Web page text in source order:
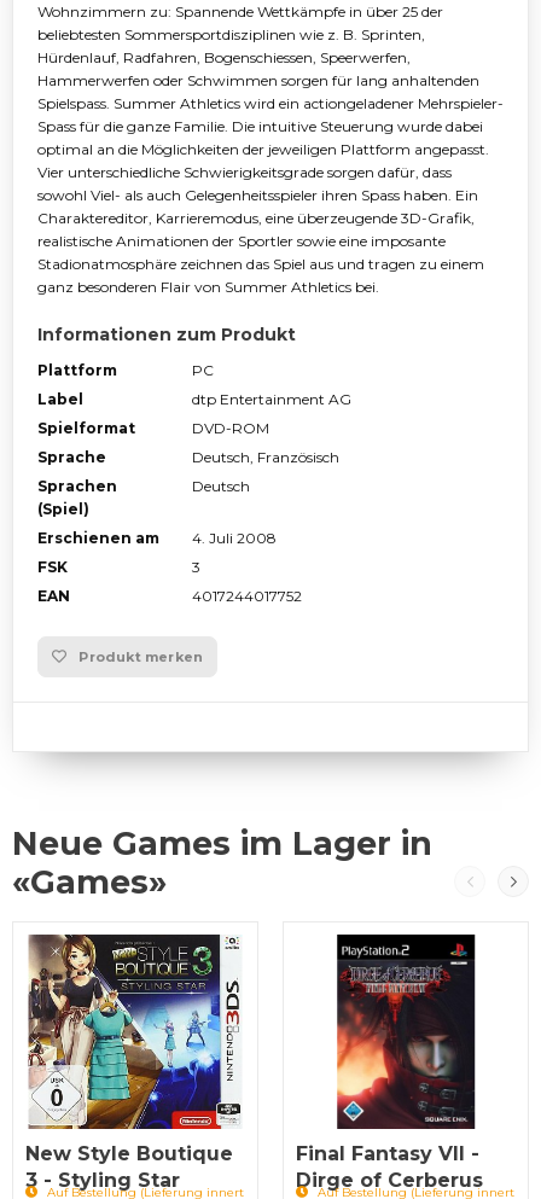
Wohnzimmern zu: Spannende Wettkämpfe in über 25 der
beliebtesten Sommersportdisziplinen wie z. B. Sprinten,
Hürdenlauf, Radfahren, Bogenschiessen, Speerwerfen,
Hammerwerfen oder Schwimmen sorgen für lang anhaltenden
Spielspass. Summer Athletics wird ein actiongeladener Mehrspieler-
Spass für die ganze Familie. Die intuitive Steuerung wurde dabei
optimal an die Möglichkeiten der jeweiligen Plattform angepasst.
Vier unterschiedliche Schwierigkeitsgrade sorgen dafür, dass
sowohl Viel- als auch Gelegenheitsspieler ihren Spass haben. Ein
Charaktereditor, Karrieremodus, eine überzeugende 3D-Grafik,
realistische Animationen der Sportler sowie eine imposante
Stadionatmosphäre zeichnen das Spiel aus und tragen zu einem
ganz besonderen Flair von Summer Athletics bei.
Informationen zum Produkt
Plattform
PC
Label
dtp Entertainment AG
Spielformat
DVD-ROM
Sprache
Deutsch, Französisch
Sprachen
(Spiel)
Deutsch
Erschienen am
4. Juli 2008
FSK
3
EAN
4017244017752
Produkt merken
Neue Games im Lager in
«Games»
New Style Boutique
3 - Styling Star
Auf Bestellung (Lieferung innert
Final Fantasy VII -
Dirge of Cerberus
Auf Bestellung (Lieferung innert